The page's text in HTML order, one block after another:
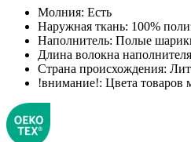
Молния: Есть
Наружная ткань: 100%
Наполнитель: Полые
Длина волокна
Страна происхождения:
!внимание!: Цвета товаров